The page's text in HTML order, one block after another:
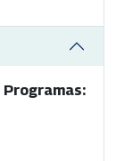
Programas: